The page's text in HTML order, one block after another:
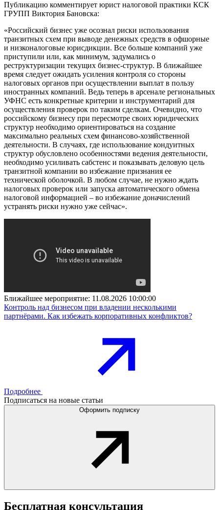
Публикацию комментирует юрист налоговой практики КСК
ГРУПП Виктория Бановска:
«Российский бизнес уже осознал риски использования
транзитных схем при выводе денежных средств в офшорные
и низконалоговые юрисдикции. Все больше компаний уже
приступили или, как минимум, задумались о
реструктуризации текущих бизнес-структур. В ближайшее
время следует ожидать усиления контроля со стороны
налоговых органов при осуществлении выплат в пользу
иностранных компаний. Ведь теперь в арсенале региональных
УФНС есть конкретные критерии и инструментарий для
осуществления проверок по таким сделкам. Очевидно, что
российскому бизнесу при пересмотре своих юридических
структур необходимо ориентироваться на создание
максимально реальных схем финансово-хозяйственной
деятельности. В случаях, где использование кондуитных
структур обусловлено особенностями ведения деятельности,
необходимо усиливать сабстенс и показывать деловую цель
транзитной компании во избежание признания ее
технической оболочкой. В любом случае, не нужно ждать
налоговых проверок или запуска автоматического обмена
налоговой информацией – во избежание доначислений
устранять риски нужно уже сейчас».
Ближайшее мероприятие: 11.08.2026 10:00:00
Контроль над бизнесом при владении несколькими
партнёрами. Как избежать корпоративных конфликтов?
Подробнее
Подписаться на новые статьи
Оформить подписку
Бесплатная консультация